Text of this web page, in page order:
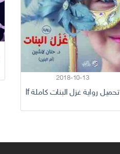
2018-10-13
تحميل رواية غزل البنات كاملة pdf